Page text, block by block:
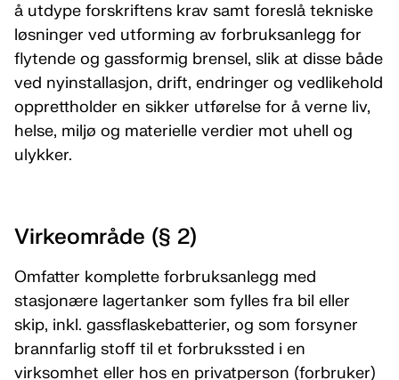
å utdype forskriftens krav samt foreslå tekniske
løsninger ved utforming av forbruksanlegg for
flytende og gassformig brensel, slik at disse både
ved nyinstallasjon, drift, endringer og vedlikehold
opprettholder en sikker utførelse for å verne liv,
helse, miljø og materielle verdier mot uhell og
ulykker.
Virkeområde (§ 2)
Omfatter komplette forbruksanlegg med
stasjonære lagertanker som fylles fra bil eller
skip, inkl. gassflaskebatterier, og som forsyner
brannfarlig stoff til et forbrukssted i en
virksomhet eller hos en privatperson (forbruker)